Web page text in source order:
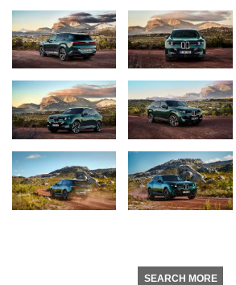
SEARCH MORE